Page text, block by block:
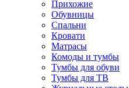
Прихожие
Обувницы
Спальни
Кровати
Матрасы
Комоды и тумбы
Тумбы для обуви
Тумбы для ТВ